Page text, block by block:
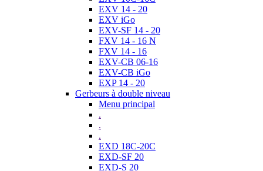
EXV 14 - 20
EXV iGo
EXV-SF 14 - 20
FXV 14 - 16 N
FXV 14 - 16
EXV-CB 06-16
EXV-CB iGo
EXP 14 - 20
Gerbeurs à double niveau
Menu principal
.
.
.
EXD 18C-20C
EXD-SF 20
EXD-S 20